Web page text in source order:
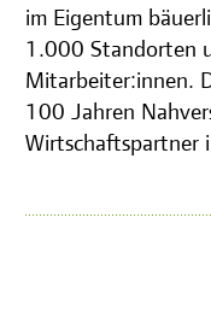
im Eigentum
1.000 Standorten
Mitarbeiter:innen.
100 Jahren
Wirtschaftspartner